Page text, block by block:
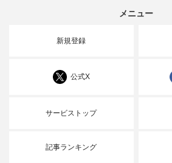
メニュー
新規登録
公式X
サービストップ
記事ランキング